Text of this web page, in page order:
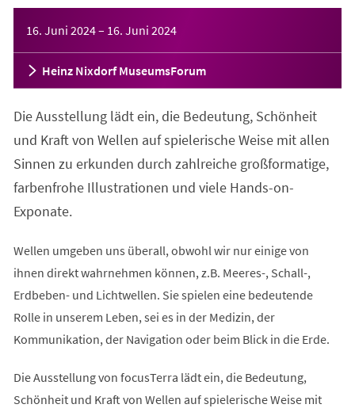
16. Juni 2024– 16. Juni 2024
Heinz Nixdorf MuseumsForum
Die Ausstellung lädt ein, die Bedeutung, Schönheit
und Kraft von Wellen auf spielerische Weise mit allen
Sinnen zu erkunden durch zahlreiche großformatige,
farbenfrohe Illustrationen und viele Hands-on-
Exponate.
Wellen umgeben uns überall, obwohl wir nur einige von
ihnen direkt wahrnehmen können, z.B. Meeres-, Schall-,
Erdbeben- und Lichtwellen. Sie spielen eine bedeutende
Rolle in unserem Leben, sei es in der Medizin, der
Kommunikation, der Navigation oder beim Blick in die Erde.
Die Ausstellung von focusTerra lädt ein, die Bedeutung,
Schönheit und Kraft von Wellen auf spielerische Weise mit